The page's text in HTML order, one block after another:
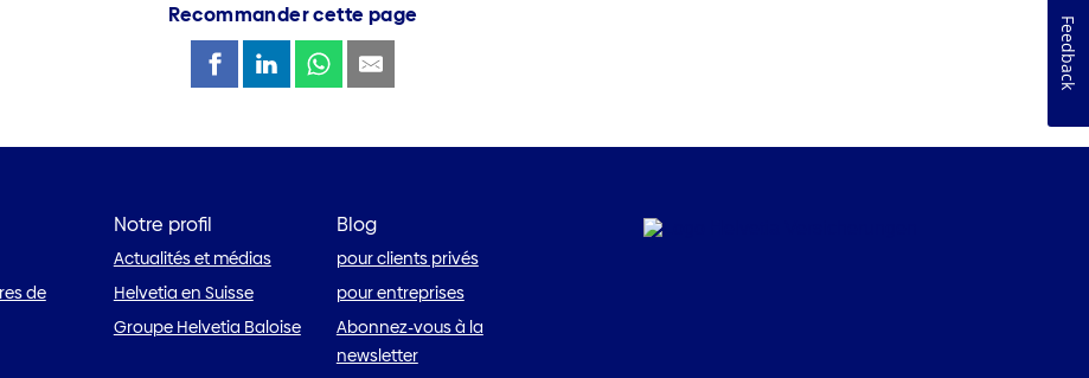
Recommander cette page
de
Notre profil
Actualités et médias
Helvetia en Suisse
Groupe Helvetia Baloise
Blog
pour clients privés
pour entreprises
Abonnez-vous à la
newsletter
Feedback